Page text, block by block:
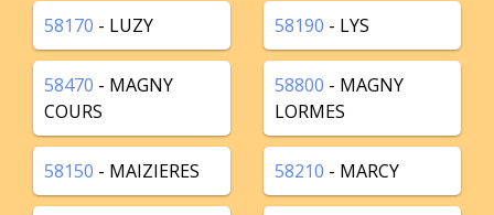
58170 - LUZY 58190 - LYS
58470 - MAGNY
COURS
58800 - MAGNY
LORMES
58150 - MAIZIERES 58210 - MARCY